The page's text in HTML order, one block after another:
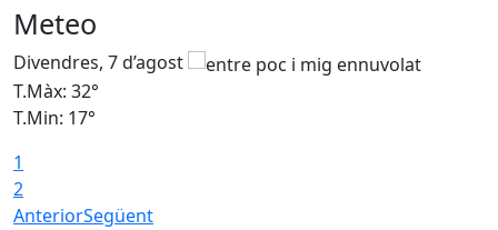
Meteo
Divendres, 7 d’agost
T.Màx: 32°
T.Min: 17°
1
2
AnteriorSegüent